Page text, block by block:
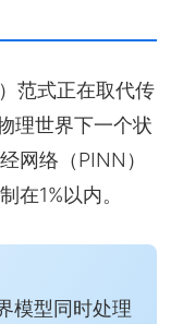
范式正在取代传
理世界下一个状
网络（PINN）
在1%以内。
模型同时处理